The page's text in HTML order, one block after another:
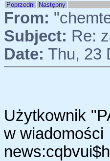
Poprzedni Następny
From:
Subject: Re:
Date: Thu, 23
Użytkownik
w wiadomości